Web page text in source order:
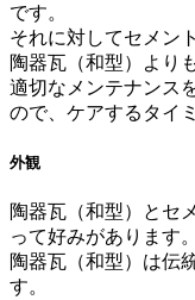
です。
それに対してセメン
陶器瓦（和型）より
適切なメンテナンス
ので、ケアするタイ
外観
陶器瓦（和型）とセ
って好みがあります。
陶器瓦（和型）は伝
す。